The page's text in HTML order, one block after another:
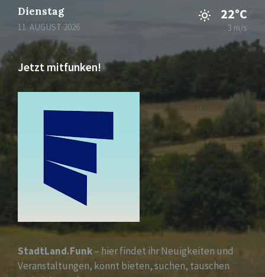
Dienstag
11. AUGUST 2026
22°C
3 m/s
Jetzt mitfunken!
StadtLand.Funk– hier findet ihr Neuigkeiten und
Veranstaltungen, könnt bieten, suchen, tauschen